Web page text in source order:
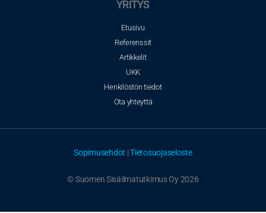
YRITYS
Etusivu
Referenssit
Artikkelit
UKK
Henkilöstön tiedot
Ota yhteyttä
Sopimusehdot |Tietosuojaseloste
© Suomen Sisäilmatutkimus Oy 2026